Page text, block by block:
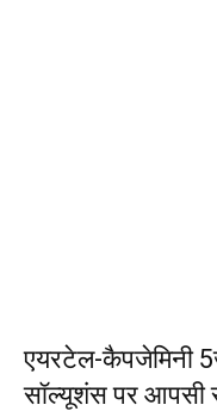
एयरटेल-कैपजेमिनी
सॉल्यूशंस पर आपसी